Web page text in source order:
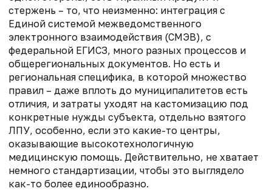
стержень – то, что неизменно: интеграция с
Единой системой межведомственного
электронного взаимодействия (СМЭВ), с
федеральной ЕГИСЗ, много разных процессов и
общерегиональных документов. Но есть и
региональная специфика, в которой множество
правил – даже вплоть до муниципалитетов есть
отличия, и затраты уходят на кастомизацию под
конкретные нужды субъекта, отдельно взятого
ЛПУ, особенно, если это какие-то центры,
оказывающие высокотехнологичную
медицинскую помощь. Действительно, не хватает
немного стандартизации, чтобы это выглядело
как-то более единообразно.